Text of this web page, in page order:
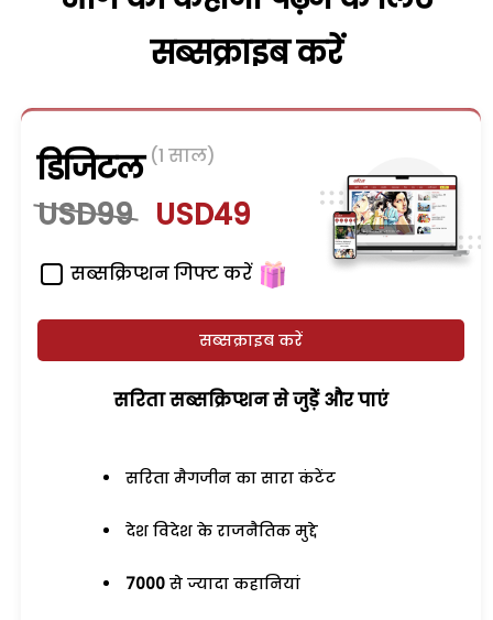
सब्सक्राइब करें
डिजिटल (1 साल)
USD99 USD49
सब्सक्रिप्शन गिफ्ट करें
सब्सक्राइब करें
सरिता सब्सक्रिप्शन से जुड़ेें और पाएं
सरिता मैगजीन का सारा कंटेंट
देश विदेश के राजनैतिक मुद्दे
7000 से ज्यादा कहानियां